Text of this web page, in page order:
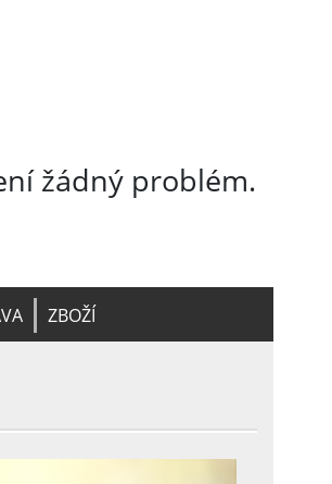
žádný problém.
ZBOŽÍ